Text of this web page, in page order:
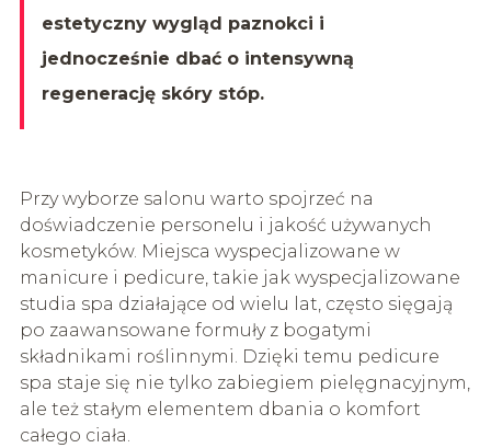
estetyczny wygląd paznokci i
jednocześnie dbać o intensywną
regenerację skóry stóp.
Przy wyborze salonu warto spojrzeć na
doświadczenie personelu i jakość używanych
kosmetyków. Miejsca wyspecjalizowane w
manicure i pedicure, takie jak wyspecjalizowane
studia spa działające od wielu lat, często sięgają
po zaawansowane formuły z bogatymi
składnikami roślinnymi. Dzięki temu pedicure
spa staje się nie tylko zabiegiem pielęgnacyjnym,
ale też stałym elementem dbania o komfort
całego ciała.